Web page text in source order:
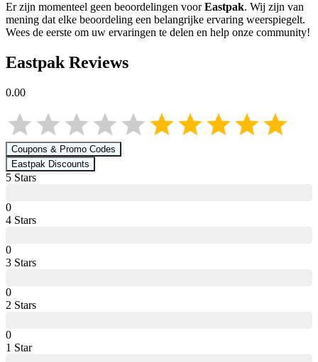
Er zijn momenteel geen beoordelingen voorEastpak. Wij zijn van
mening dat elke beoordeling een belangrijke ervaring weerspiegelt.
Wees de eerste om uw ervaringen te delen en help onze community!
EastpakReviews
0.00
Coupons & Promo Codes
Eastpak Discounts
5 Stars
0
4 Stars
0
3 Stars
0
2 Stars
0
1 Star